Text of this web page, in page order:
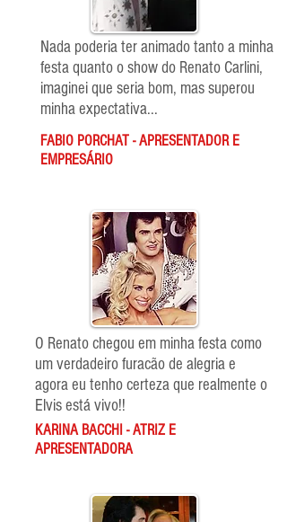
Nada poderia ter animado tanto a minha
festa quanto o show do Renato Carlini,
imaginei que seria bom, mas superou
minha expectativa...
FABIO PORCHAT - APRESENTADOR E
EMPRESÁRIO
O Renato chegou em minha festa como
um verdadeiro furacão de alegria e
agora eu tenho certeza que realmente o
Elvis está vivo!!
KARINA BACCHI - ATRIZ E
APRESENTADORA